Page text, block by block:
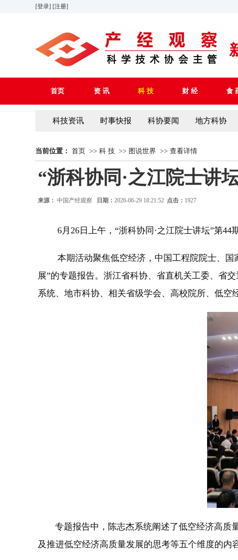
[登录] [注册]
首页 资 讯 科 技 财 经 食
科技资讯 时事快报 科协要闻 地方科协
当前位置： 首页 >> 科 技 >> 图说世界 >> 查看详情
“浙科协同·之江院士讲
来源： 中国产经观察 日期： 2026-06-29 18:21:52 点击： 1927
6月26日上午，“浙科协同·之江院士讲坛”第44
本期活动聚焦低空经济，中国工程院院士、国
展”的专题报告。浙江省科协、省直机关工委、省
系统、地市科协、相关省级学会、高校院所、低空
专题报告中，陈志杰系统阐述了低空经济高质
及推进低空经济高质量发展的思考等五个维度的内容